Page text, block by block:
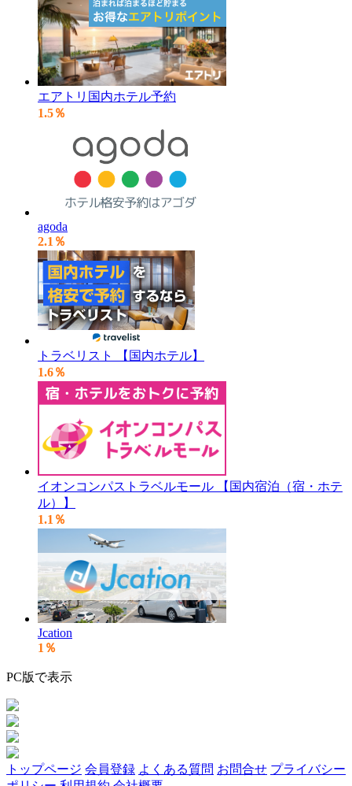
エアトリ国内ホテル予約
1.5％
agoda
2.1％
トラベリスト 【国内ホテル】
1.6％
イオンコンパストラベルモール 【国内宿泊（宿・ホテ
ル）】
1.1％
Jcation
1％
PC版で表示
トップページ 会員登録 よくある質問 お問合せ プライバシー